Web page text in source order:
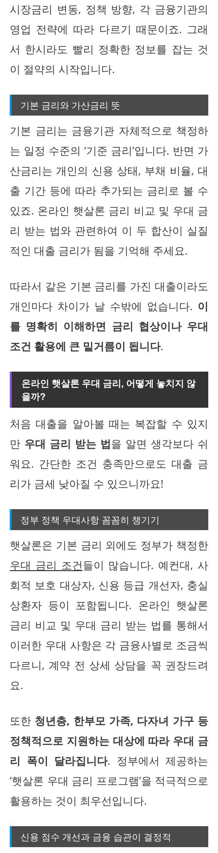
시장금리 변동, 정책 방향, 각 금융기관의
영업 전략에 따라 다르기 때문이죠. 그래
서 한시라도 빨리 정확한 정보를 잡는 것
이 절약의 시작입니다.
기본 금리와 가산금리 뜻
기본 금리는 금융기관 자체적으로 책정하
는 일정 수준의 ‘기준 금리’입니다. 반면 가
산금리는 개인의 신용 상태, 부채 비율, 대
출 기간 등에 따라 추가되는 금리로 볼 수
있죠. 온라인 햇살론 금리 비교 및 우대 금
리 받는 법와 관련하여 이 두 합산이 실질
적인 대출 금리가 됨을 기억해 주세요.
따라서 같은 기본 금리를 가진 대출이라도
개인마다 차이가 날 수밖에 없습니다. 이
를 명확히 이해하면 금리 협상이나 우대
조건 활용에 큰 밑거름이 됩니다.
온라인 햇살론 우대 금리, 어떻게 놓치지 않
을까?
처음 대출을 알아볼 때는 복잡할 수 있지
만 우대 금리 받는 법을 알면 생각보다 쉬
워요. 간단한 조건 충족만으로도 대출 금
리가 금세 낮아질 수 있으니까요!
정부 정책 우대사항 꼼꼼히 챙기기
햇살론은 기본 금리 외에도 정부가 책정한
우대 금리 조건들이 많습니다. 예컨대, 사
회적 보호 대상자, 신용 등급 개선자, 충실
상환자 등이 포함됩니다. 온라인 햇살론
금리 비교 및 우대 금리 받는 법를 통해서
이러한 우대 사항은 각 금융사별로 조금씩
다르니, 계약 전 상세 상담을 꼭 권장드려
요.
또한 청년층, 한부모 가족, 다자녀 가구 등
정책적으로 지원하는 대상에 따라 우대 금
리 폭이 달라집니다. 정부에서 제공하는
‘햇살론 우대 금리 프로그램’을 적극적으로
활용하는 것이 최우선입니다.
신용 점수 개선과 금융 습관이 결정적